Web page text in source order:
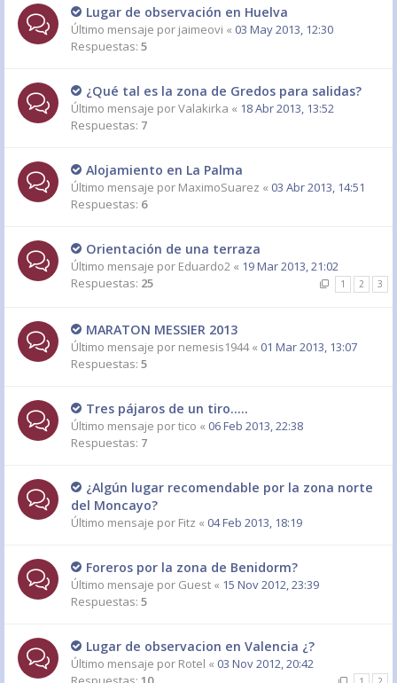
Lugar de observación en Huelva
Último mensaje por jaimeovi « 03 May 2013, 12:30
Respuestas: 5
¿Qué tal es la zona de Gredos para salidas?
Último mensaje porValakirka « 18 Abr 2013, 13:52
Respuestas: 7
Alojamiento en La Palma
Último mensaje por MaximoSuarez « 03 Abr 2013, 14:51
Respuestas: 6
Orientación de una terraza
Último mensaje por Eduardo2 « 19 Mar 2013, 21:02
Respuestas: 25 1 2 3
MARATON MESSIER 2013
Último mensaje por nemesis1944« 01 Mar 2013, 13:07
Respuestas: 5
Tres pájaros de un tiro.....
Último mensaje portico « 06 Feb 2013, 22:38
Respuestas: 7
¿Algún lugar recomendable por la zona norte
del Moncayo?
Último mensaje por Fitz « 04 Feb 2013, 18:19
Foreros por la zona de Benidorm?
Último mensaje por Guest « 15 Nov 2012, 23:39
Respuestas: 5
Lugar de observacion en Valencia ¿?
Último mensaje por Rotel « 03 Nov 2012, 20:42